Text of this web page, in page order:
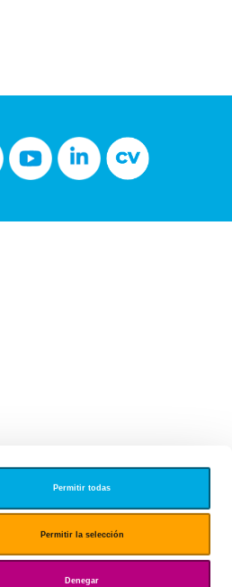
Permitir todas
Permitir la selección
Denegar